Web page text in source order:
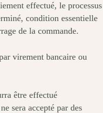
effectué, le processus
condition essentielle
de la commande.
virement bancaire ou
être effectué
sera accepté par des